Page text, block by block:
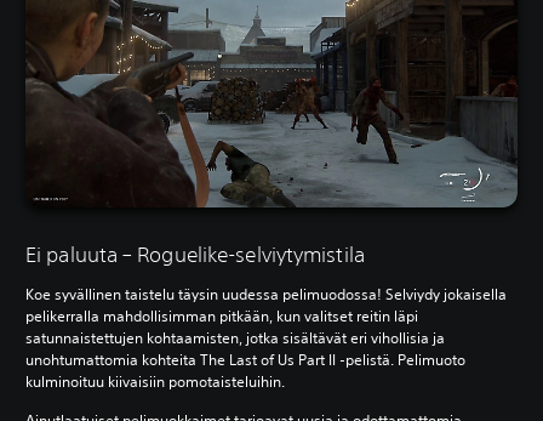
Ei paluuta – Roguelike-selviytymistila
Koe syvällinen taistelu täysin uudessa pelimuodossa! Selviydy jokaisella
pelikerralla mahdollisimman pitkään, kun valitset reitin läpi
satunnaistettujen kohtaamisten, jotka sisältävät eri vihollisia ja
unohtumattomia kohteita The Last of Us Part II -pelistä. Pelimuoto
kulminoituu kiivaisiin pomotaisteluihin.